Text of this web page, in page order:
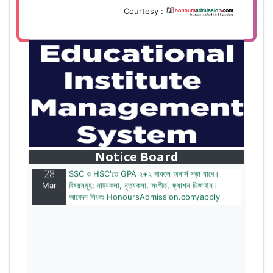
Courtesy :
Notice Board
বাজেটের মধ্যে প্রাইভেট ইউনিভার্সিটিতে অনার্স পড়ার সুযোগ।
২০টির অধিক বিষয়, ৪ বছরে মোট খরচ ২ লক্ষ থেকে ৫ লক্ষ টাকা।
আবেদন লিংকঃ HonoursAdmission.com/apply
28
Mar
SSC ও HSC'তে GPA ২+২ থাকলে অনার্স পড়া যাবে।
বিষয়সমূহ: নাট্যকলা, নৃত্যকলা, সংগীত, ফ্যাশন ডিজাইন।
আবেদন লিংকঃ HonoursAdmission.com/apply